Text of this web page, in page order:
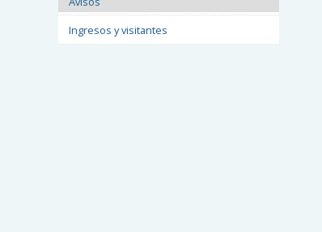
Ingresos y visitantes